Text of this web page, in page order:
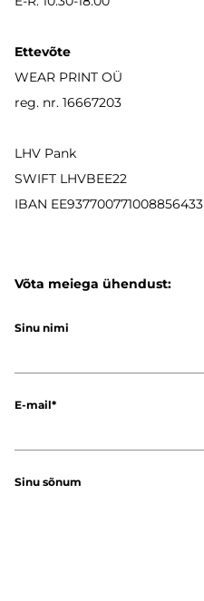
Ettevõte
WEAR PRINT OÜ
reg. nr. 16667203
LHV Pank
SWIFT LHVBEE22
IBAN EE937700771008856433
Võta meiega ühendust:
Sinu nimi
E-mail
Sinu sõnum